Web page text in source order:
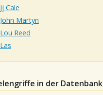
Jj Cale
John Martyn
Lou Reed
Las
in der Datenbank